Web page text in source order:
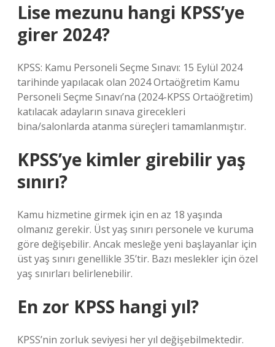
Lise mezunu hangi KPSS’ye
girer 2024?
KPSS: Kamu Personeli Seçme Sınavı: 15 Eylül 2024
tarihinde yapılacak olan 2024 Ortaöğretim Kamu
Personeli Seçme Sınavı’na (2024-KPSS Ortaöğretim)
katılacak adayların sınava girecekleri
bina/salonlarda atanma süreçleri tamamlanmıştır.
KPSS’ye kimler girebilir yaş
sınırı?
Kamu hizmetine girmek için en az 18 yaşında
olmanız gerekir. Üst yaş sınırı personele ve kuruma
göre değişebilir. Ancak mesleğe yeni başlayanlar için
üst yaş sınırı genellikle 35’tir. Bazı meslekler için özel
yaş sınırları belirlenebilir.
En zor KPSS hangi yıl?
KPSS’nin zorluk seviyesi her yıl değişebilmektedir.